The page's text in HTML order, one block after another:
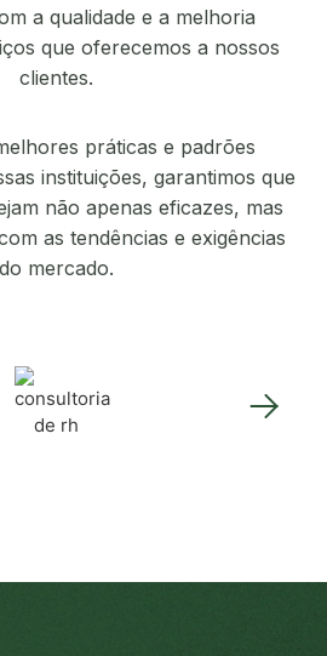
a qualidade e a melhoria
que oferecemos a nossos
clientes.
práticas e padrões
instituições, garantimos que
não apenas eficazes, mas
as tendências e exigências
do mercado.